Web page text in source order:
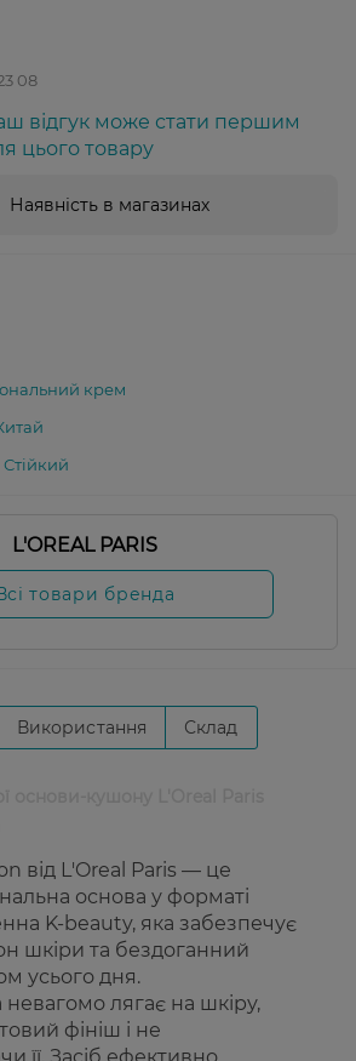
08
відгук може стати першим
цього товару
Наявність в магазинах
крем
Стійкий
L'OREAL PARIS
товари бренда
Використання Склад
від L'Oreal Paris — це
основа у форматі
K-beauty, яка забезпечує
шкіри та бездоганний
усього дня.
невагомо лягає на шкіру,
фініш і не